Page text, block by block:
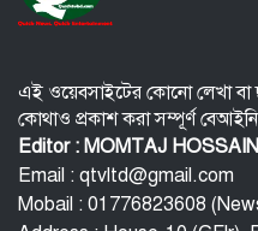
এই ওয়েবসাইটের কোনো লেখা
কোথাও প্রকাশ করা সম্পূর্ণ বেআইনি
Editor : MOMTAJ
Email : qtvltd@gmail.com
Mobail : 01776823608